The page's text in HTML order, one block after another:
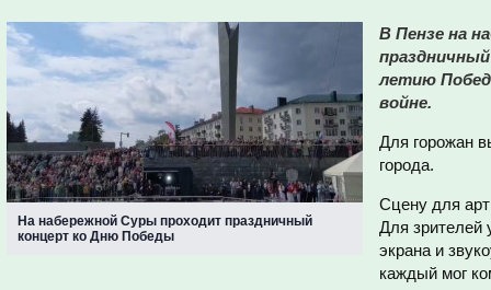
На набережной Суры проходит праздничный
концерт ко Дню Победы
В Пензе на
летию
войне.
Для горожан
города.
Сцену для
Для зрителей
экрана и
каждый мог